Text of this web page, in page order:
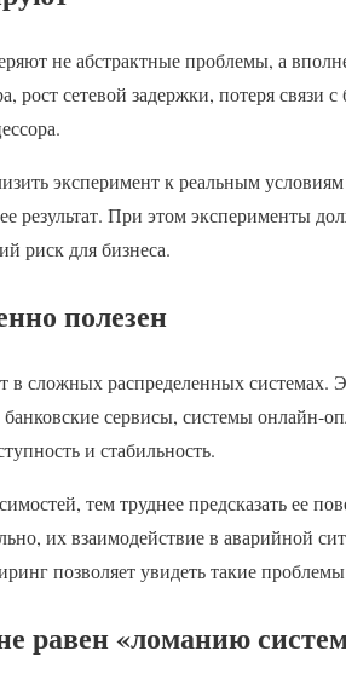
не абстрактные проблемы, а
рост сетевой задержки, потеря
эксперимент к реальным
результат. При этом эксперименты
риск для бизнеса.
полезен
в сложных распределенных
сервисы, системы онлайн-
и стабильность.
тем труднее предсказать ее
их взаимодействие в аварийной
позволяет увидеть такие проблемы
равен «ломанию